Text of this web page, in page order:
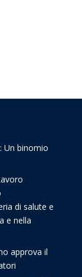
Un binomio
di salute e
e nella
approva il